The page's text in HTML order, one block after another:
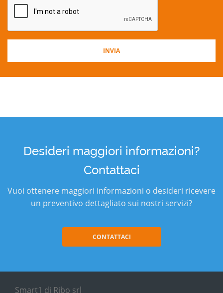
Desideri maggiori informazioni?
Contattaci
Vuoi ottenere maggiori informazioni o desideri ricevere
un preventivo dettagliato sui nostri servizi?
CONTATTACI
Smart1 di Ribo srl